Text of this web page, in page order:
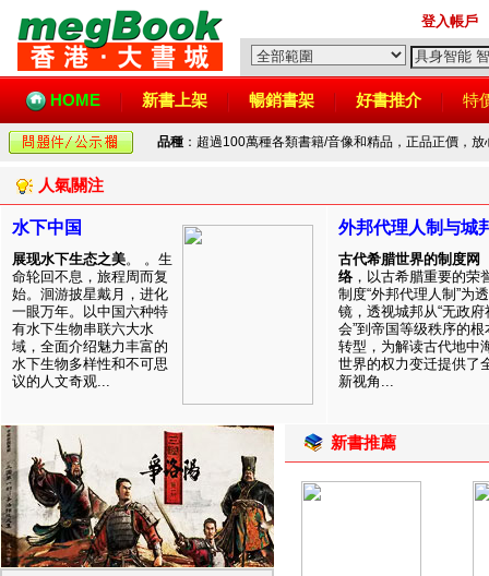
登入帳戶
HOME 新書上架 暢銷書架 好書推介 特
品種 ：超過100萬種各類書籍/音像和精品，正品正價，
人氣關注
水下中国
展现水下生态之美。 。生
命轮回不息，旅程周而复
始。洄游披星戴月，进化
一眼万年。以中国六种特
有水下生物串联六大水
域，全面介绍魅力丰富的
水下生物多样性和不可思
议的人文奇观...
外邦代理人制与城
古代希腊世界的制度网
络 ，以古希腊重要的荣
制度“外邦代理人制”为透
镜，透视城邦从“无政府
会”到帝国等级秩序的根
转型，为解读古代地中
世界的权力变迁提供了
新视角...
新書推薦